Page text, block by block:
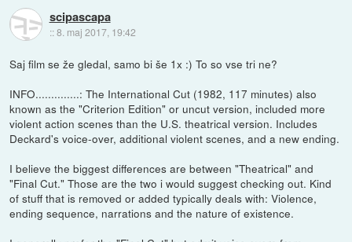
scipascapa
::8. maj 2017, 19:42
Saj film se že gledal, samo bi še 1x :) To so vse tri ne?
INFO..............: The International Cut (1982, 117 minutes) also
known as the "Criterion Edition" or uncut version, included more
violent action scenes than the U.S. theatrical version. Includes
Deckard's voice-over, additional violent scenes, and a new ending.
I believe the biggest differences are between "Theatrical" and
"Final Cut." Those are the two i would suggest checking out. Kind
of stuff that is removed or added typically deals with: Violence,
ending sequence, narrations and the nature of existence.